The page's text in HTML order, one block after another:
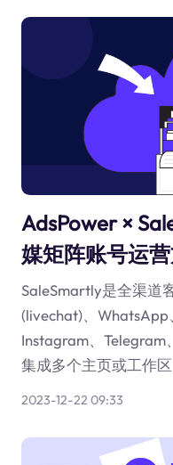
AdsPower ×
媒矩阵账号运
SaleSmartly是全渠道
(livechat)、WhatsApp
Instagram、Telegram
集成多个主页或工作
2023-12-22 09:33